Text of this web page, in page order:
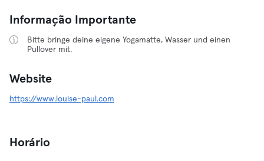
Informação Importante
Bitte bringe deine eigene Yogamatte, Wasser und einen
Pullover mit.
Website
https://www.louise-paul.com
Horário